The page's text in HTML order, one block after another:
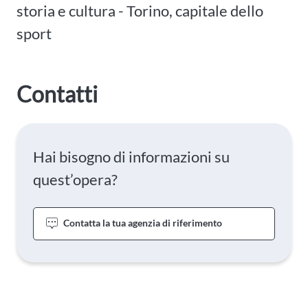
storia e cultura - Torino, capitale dello
sport
Contatti
Hai bisogno di informazioni su
quest’opera?
Contatta la tua agenzia di riferimento